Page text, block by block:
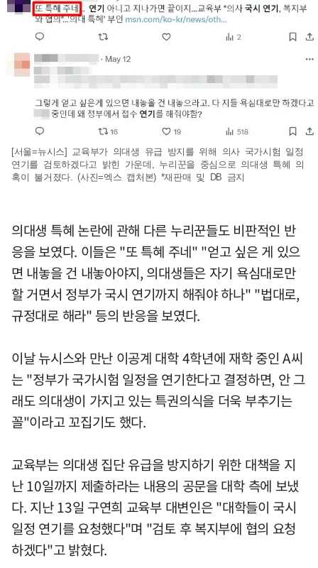
[서울=뉴시스] 교육부가 의대생 유급 방지를 위해 의사 국가시험 일정
연기를 검토하겠다고 밝힌 가운데, 누리꾼을 중심으로 의대생 특혜 의
혹이 불거졌다. (사진=엑스 캡처본) *재판매 및 DB 금지
의대생 특혜 논란에 관해 다른 누리꾼들도 비판적인 반
응을 보였다. 이들은 "또 특혜 주네" "얻고 싶은 게 있으
면 내놓을 건 내놓아야지, 의대생들은 자기 욕심대로만
할 거면서 정부가 국시 연기까지 해줘야 하나" "법대로,
규정대로 해라" 등의 반응을 보였다.
이날 뉴시스와 만난 이공계 대학 4학년에 재학 중인 A씨
는 "정부가 국가시험 일정을 연기한다고 결정하면, 안 그
래도 의대생이 가지고 있는 특권의식을 더욱 부추기는
꼴"이라고 꼬집기도 했다.
교육부는 의대생 집단 유급을 방지하기 위한 대책을 지
난 10일까지 제출하라는 내용의 공문을 대학 측에 보냈
다. 지난 13일 구연희 교육부 대변인은 "대학들이 국시
일정 연기를 요청했다"며 "검토 후 복지부에 협의 요청
하겠다"고 밝혔다.